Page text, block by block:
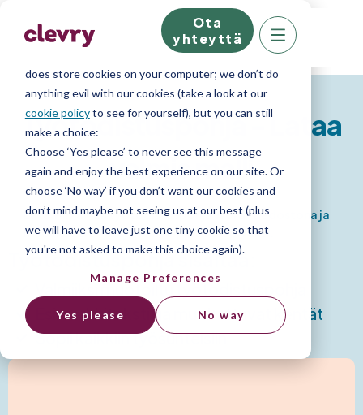
We know right? These cookie pop-ups can really
ruin your visit, so we’ll make this quick. This website
does store cookies on your computer; we don’t do
anything evil with our cookies (take a look at our
cookie policyto see for yourself), but you can still
make a choice:
Choose ‘Yes please’ to never see this message
again and enjoy the best experience on our site. Or
choose ‘No way’ if you don’t want our cookies and
don’t mind maybe not seeing us at our best (plus
we will have to leave just one tiny cookie so that
you're not asked to make this choice again).
Manage Preferences
Yes please No way
Ota
yhteyttä
Työtodistuspohja - Lataa
valmis malli
Lataa ilmainen työtodistuspohja Word-tiedostona ja
muokkaa sitä yrityksesi tarpeisiin sopivaksi.
Työtodistuspohja sisältää:
Valmiiksi muotoiltu työtodistuspohja
Esimerkkitekstit ja muokattavat kentät
Sopii kaikkiin työsuhteisiin